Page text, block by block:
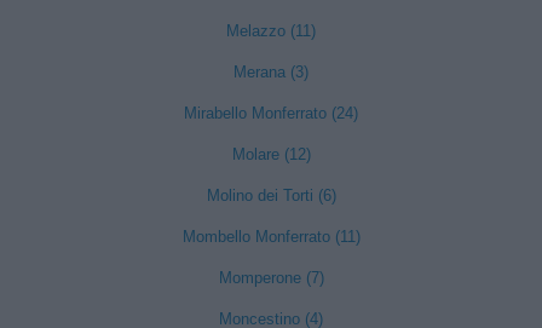
Melazzo (11)
Merana (3)
Mirabello Monferrato (24)
Molare (12)
Molino dei Torti (6)
Mombello Monferrato (11)
Momperone (7)
Moncestino (4)